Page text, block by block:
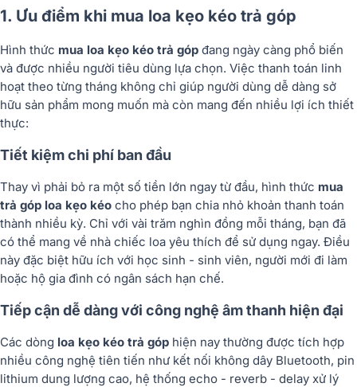
1. Ưu điểm khi mua loa kẹo kéo trả góp
Hình thức mua loa kẹo kéo trả góp đang ngày càng phổ biến
và được nhiều người tiêu dùng lựa chọn. Việc thanh toán linh
hoạt theo từng tháng không chỉ giúp người dùng dễ dàng sở
hữu sản phẩm mong muốn mà còn mang đến nhiều lợi ích thiết
thực:
Tiết kiệm chi phí ban đầu
Thay vì phải bỏ ra một số tiền lớn ngay từ đầu, hình thức mua
trả góp loa kẹo kéo cho phép bạn chia nhỏ khoản thanh toán
thành nhiều kỳ. Chỉ với vài trăm nghìn đồng mỗi tháng, bạn đã
có thể mang về nhà chiếc loa yêu thích để sử dụng ngay. Điều
này đặc biệt hữu ích với học sinh - sinh viên, người mới đi làm
hoặc hộ gia đình có ngân sách hạn chế.
Tiếp cận dễ dàng với công nghệ âm thanh hiện đại
Các dòng loa kẹo kéo trả góp hiện nay thường được tích hợp
nhiều công nghệ tiên tiến như kết nối không dây Bluetooth, pin
lithium dung lượng cao, hệ thống echo - reverb - delay xử lý